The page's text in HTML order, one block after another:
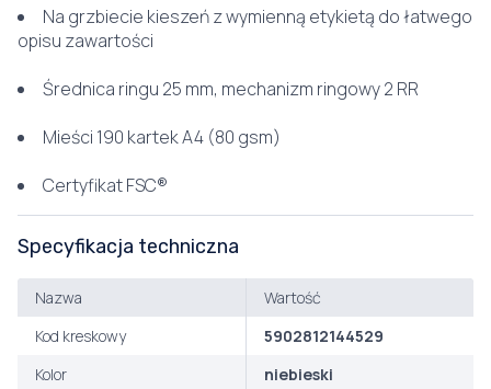
Na grzbiecie kieszeń z wymienną etykietą do łatwego
opisu zawartości
Średnica ringu 25 mm, mechanizm ringowy 2 RR
Mieści 190 kartek A4 (80 gsm)
Certyfikat FSC®
Specyfikacja techniczna
Nazwa
Wartość
Kod kreskowy
5902812144529
Kolor
niebieski